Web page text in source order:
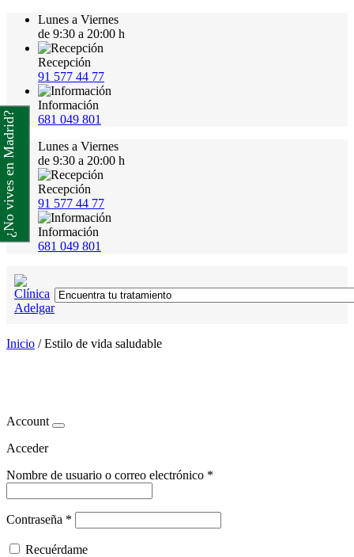
Lunes a Viernes
de 9:30 a 20:00 h
Recepción
91 577 44 77
Información
681 049 801
Lunes a Viernes
de 9:30 a 20:00 h
Recepción
91 577 44 77
Información
681 049 801
Inicio /Estilo de vida saludable
Account
Acceder
Nombre de usuario o correo electrónico *
Contraseña *
Recuérdame
¿No vives en Madrid?